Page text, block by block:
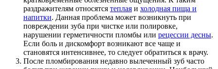
раздражителям относятся теплая и холодная пища и
напитки. Данная проблема может возникнуть при
повреждении зуба при чистке или полировке,
нарушении герметичности пломбы или рецессии десны.
Если боль и дискомфорт возникают все чаще и
становятся интенсивнее, то следует обратиться к врачу.
После пломбирования недавно вылеченный зуб часто